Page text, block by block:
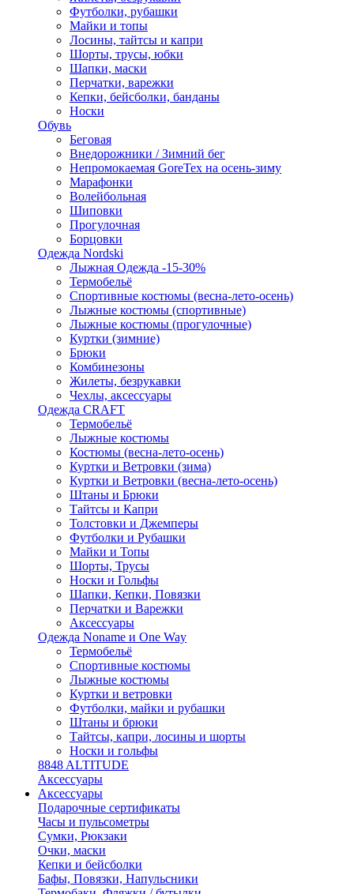
Футболки, рубашки
Майки и топы
Лосины, тайтсы и капри
Шорты, трусы, юбки
Шапки, маски
Перчатки, варежки
Кепки, бейсболки, банданы
Носки
Обувь
Беговая
Внедорожники / Зимний бег
Непромокаемая GoreTex на осень-зиму
Марафонки
Волейбольная
Шиповки
Прогулочная
Борцовки
Одежда Nordski
Лыжная Одежда -15-30%
Термобельё
Спортивные костюмы (весна-лето-осень)
Лыжные костюмы (спортивные)
Лыжные костюмы (прогулочные)
Куртки (зимние)
Брюки
Комбинезоны
Жилеты, безрукавки
Чехлы, аксессуары
Одежда CRAFT
Термобельё
Лыжные костюмы
Костюмы (весна-лето-осень)
Куртки и Ветровки (зима)
Куртки и Ветровки (весна-лето-осень)
Штаны и Брюки
Тайтсы и Капри
Толстовки и Джемперы
Футболки и Рубашки
Майки и Топы
Шорты, Трусы
Носки и Гольфы
Шапки, Кепки, Повязки
Перчатки и Варежки
Аксессуары
Одежда Noname и One Way
Термобельё
Спортивные костюмы
Лыжные костюмы
Куртки и ветровки
Футболки, майки и рубашки
Штаны и брюки
Тайтсы, капри, лосины и шорты
Носки и гольфы
8848 ALTITUDE
Аксессуары
Аксессуары
Подарочные сертификаты
Часы и пульсометры
Сумки, Рюкзаки
Очки, маски
Кепки и бейсболки
Бафы, Повязки, Напульсники